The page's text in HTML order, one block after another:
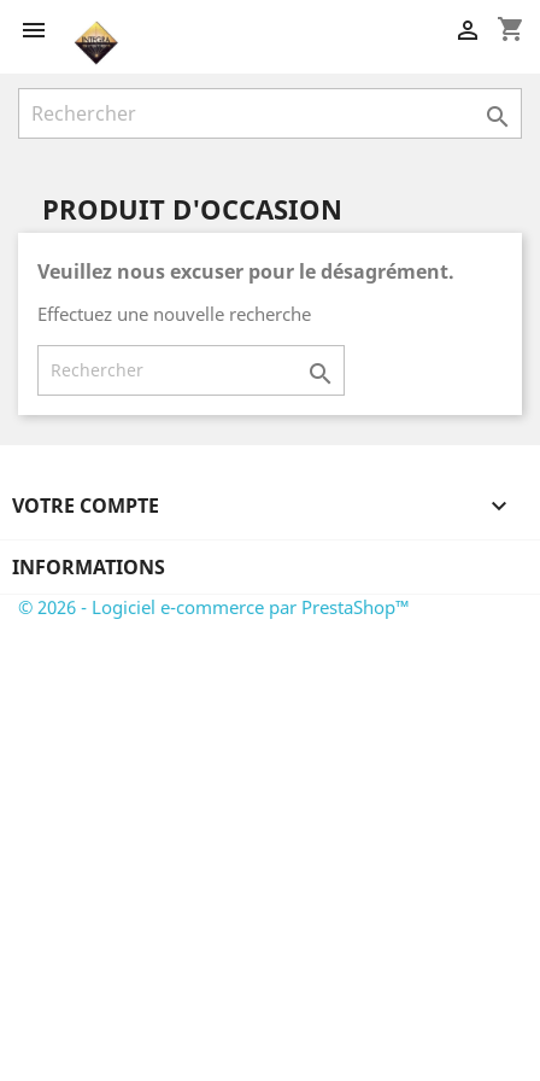
 shopping_cart


PRODUIT D'OCCASION
Veuillez nous excuser pour le désagrément.
Effectuez une nouvelle recherche

VOTRE COMPTE 
INFORMATIONS
© 2026 - Logiciel e-commerce par PrestaShop™